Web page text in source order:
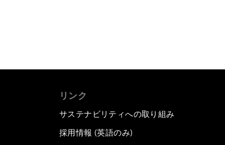
リンク
サステナビリティへの取り組み
採用情報 (英語のみ)